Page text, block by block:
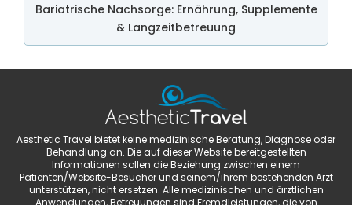
Bariatrische Nachsorge: Ernährung, Supplemente
& Langzeitbetreuung
Aesthetic Travel bietet keine medizinische Beratung, Diagnose oder
Behandlung an. Die auf dieser Website bereitgestellten
Informationen sollen die Beziehung zwischen einem
Patienten/Website-Besucher und seinem/ihrem bestehenden Arzt
unterstützen, nicht ersetzen. Alle medizinischen und ärztlichen
Anwendungen, Betreuungen sind Fremdleistungen, die von